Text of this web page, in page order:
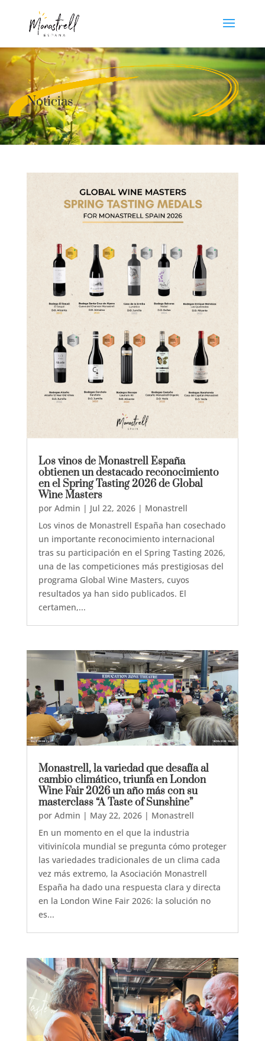
Noticias
Los vinos de Monastrell España
obtienen un destacado reconocimiento
en el Spring Tasting 2026 de Global
Wine Masters
por Admin | Jul 22, 2026| Monastrell
Los vinos de Monastrell España han cosechado
un importante reconocimiento internacional
tras su participación en el Spring Tasting 2026,
una de las competiciones más prestigiosas del
programa Global Wine Masters, cuyos
resultados ya han sido publicados. El
certamen,...
Monastrell, la variedad que desafía al
cambio climático, triunfa en London
Wine Fair 2026 un año más con su
masterclass “A Taste of Sunshine”
por Admin | May 22, 2026| Monastrell
En un momento en el que la industria
vitivinícola mundial se pregunta cómo proteger
las variedades tradicionales de un clima cada
vez más extremo, la Asociación Monastrell
España ha dado una respuesta clara y directa
en la London Wine Fair 2026: la solución no
es...